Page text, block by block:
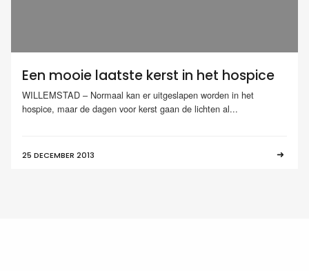
Een mooie laatste kerst in het hospice
WILLEMSTAD – Normaal kan er uitgeslapen worden in het
hospice, maar de dagen voor kerst gaan de lichten al...
25 DECEMBER 2013